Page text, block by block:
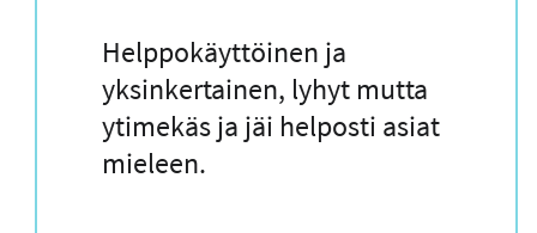
n
a
u
s
Helppokäyttöinen ja
yksinkertainen, lyhyt mutta
ytimekäs ja jäi helposti asiat
mieleen.